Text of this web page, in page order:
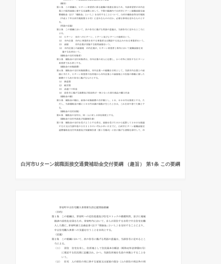
白河市Uターン就職面接交通費補助金交付要綱 （趣旨） 第1条 この要綱